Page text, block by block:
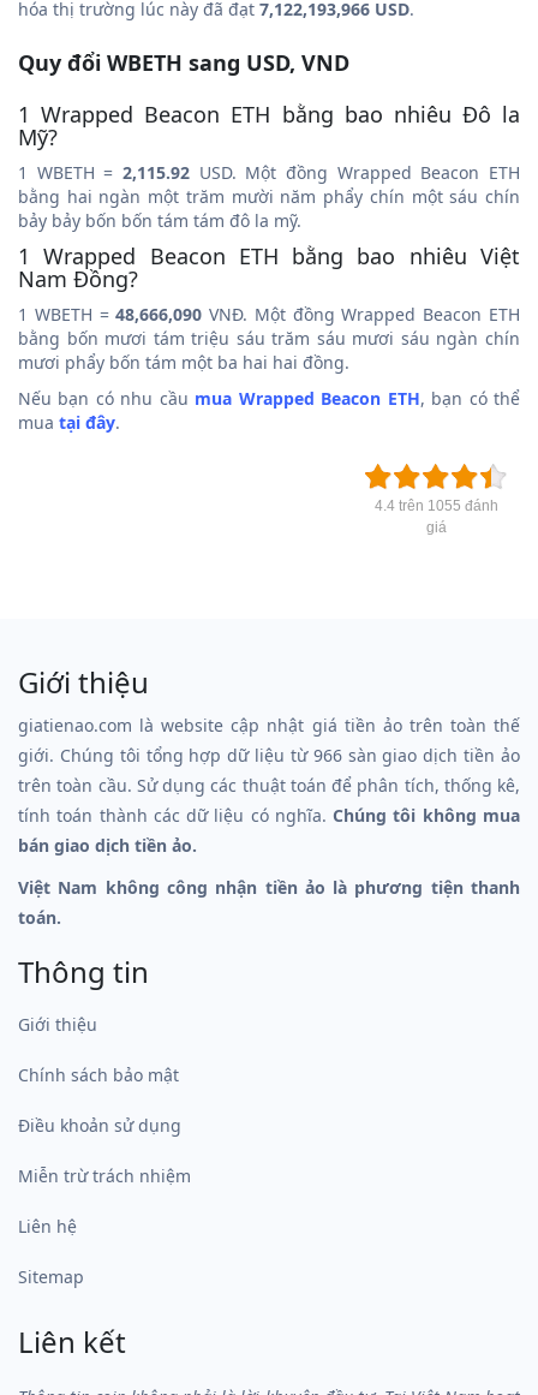
hóa thị trường lúc này đã đạt 7,122,193,966 USD.
Quy đổi WBETH sang USD, VND
1 Wrapped Beacon ETH bằng bao nhiêu Đô la
Mỹ?
1 WBETH = 2,115.92 USD. Một đồng Wrapped Beacon ETH
bằng hai ngàn một trăm mười năm phẩy chín một sáu chín
bảy bảy bốn bốn tám tám đô la mỹ.
1 Wrapped Beacon ETH bằng bao nhiêu Việt
Nam Đồng?
1 WBETH =48,666,090 VNĐ. Một đồng Wrapped Beacon ETH
bằng bốn mươi tám triệu sáu trăm sáu mươi sáu ngàn chín
mươi phẩy bốn tám một ba hai hai đồng.
Nếu bạn có nhu cầu mua Wrapped Beacon ETH, bạn có thể
mua tại đây.
4.4 trên 1055 đánh
giá
Giới thiệu
giatienao.com là website cập nhật giá tiền ảo trên toàn thế
giới. Chúng tôi tổng hợp dữ liệu từ 966 sàn giao dịch tiền ảo
trên toàn cầu. Sử dụng các thuật toán để phân tích, thống kê,
tính toán thành các dữ liệu có nghĩa.Chúng tôi không mua
bán giao dịch tiền ảo.
Việt Nam không công nhận tiền ảo là phương tiện thanh
toán.
Thông tin
Giới thiệu
Chính sách bảo mật
Điều khoản sử dụng
Miễn trừ trách nhiệm
Liên hệ
Sitemap
Liên kết